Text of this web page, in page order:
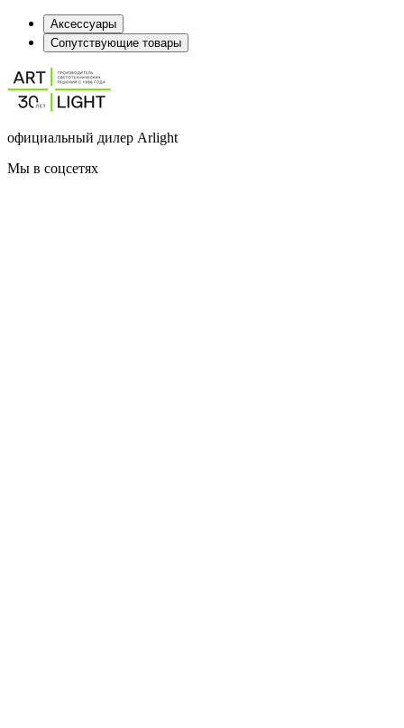
Аксессуары
Сопутствующие товары
официальный дилер Arlight
Мы в соцсетях